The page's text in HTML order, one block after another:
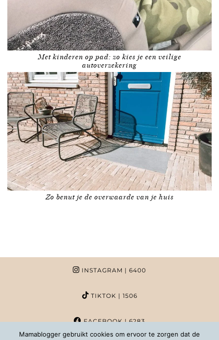
Met kinderen op pad: zo kies je een veilige
autoverzekering
Zo benut je de overwaarde van je huis
INSTAGRAM | 6400
TIKTOK | 1506
FACEBOOK| 6283
Mamablogger gebruikt cookies om ervoor te zorgen dat de